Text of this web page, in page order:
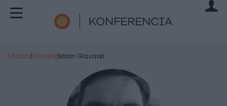
Főoldal|Előadók|Milan Glavaski